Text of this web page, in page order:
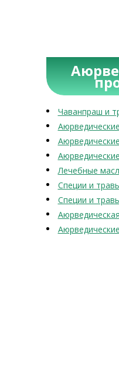
Чаванпраш и
Лечебные
Специи и
Специи и